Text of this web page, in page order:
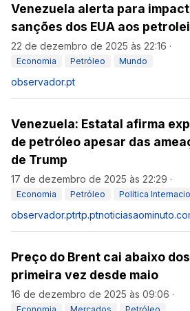
Venezuela alerta para
sanções dos EUA aos
22 de dezembro de 2025 às 22:16 ·
Economia Petróleo Mundo
observador.pt
Venezuela: Estatal afirma
de petróleo apesar das
de Trump
17 de dezembro de 2025 às 22:29 ·
Economia Petróleo Política
observador.ptrtp.pt
Preço do Brent cai abaixo
primeira vez desde maio
16 de dezembro de 2025 às 09:06 ·